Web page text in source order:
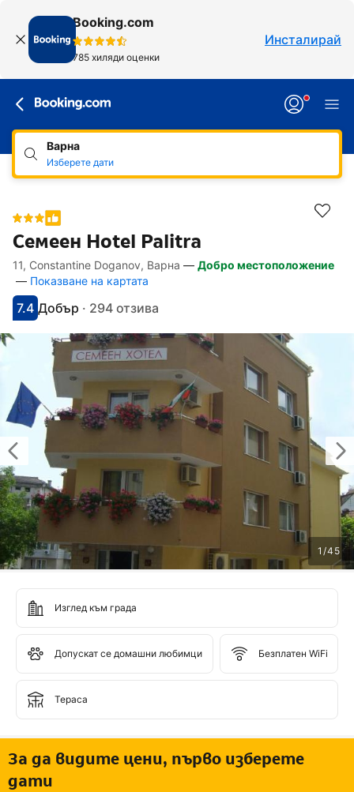
Booking.com
785 хиляди оценки
Инсталирай
Варна
Изберете дати
Семеен Hotel Palitra
Линкове, достъпни за хора със
Напред към описанието
Напред към удобствата
Напред към стаите
Напред към политиките
11, Constantine Doganov, Варна — Добро местоположение
— Показване на картата
С оценка: 7.4
7.4
Оценено като: добро
Добър · 294 отзива
1 /45
Изглед към града
Допускат се домашни любимци Безплатен WiFi
Тераса
За да видите цени, първо изберете
дати